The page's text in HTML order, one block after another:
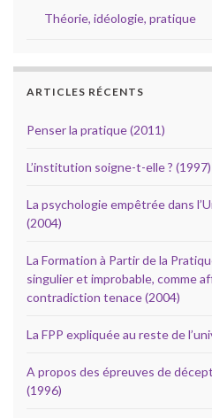
Théorie, idéologie, pratique
ARTICLES RÉCENTS
Penser la pratique (2011)
L’institution soigne-t-elle ? (1997)
La psychologie empêtrée dans
(2004)
La Formation à Partir de la
singulier et improbable, comme
contradiction tenace (2004)
La FPP expliquée au reste de
A propos des épreuves de
(1996)